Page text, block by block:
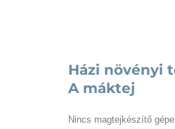
Házi növényi
A máktej
Nincs magtejkészítő